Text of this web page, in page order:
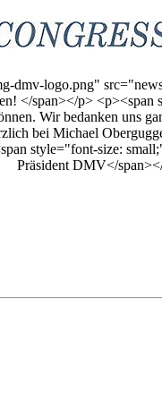
dmv-logo.png"
span></p> <p><span
Wir bedanken uns
bei Michael
style="font-
DMV</